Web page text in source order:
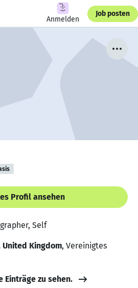
Anmelden
Job posten
Profil ansehen
Self
United Kingdom, Vereinigtes
Einträge zu sehen.